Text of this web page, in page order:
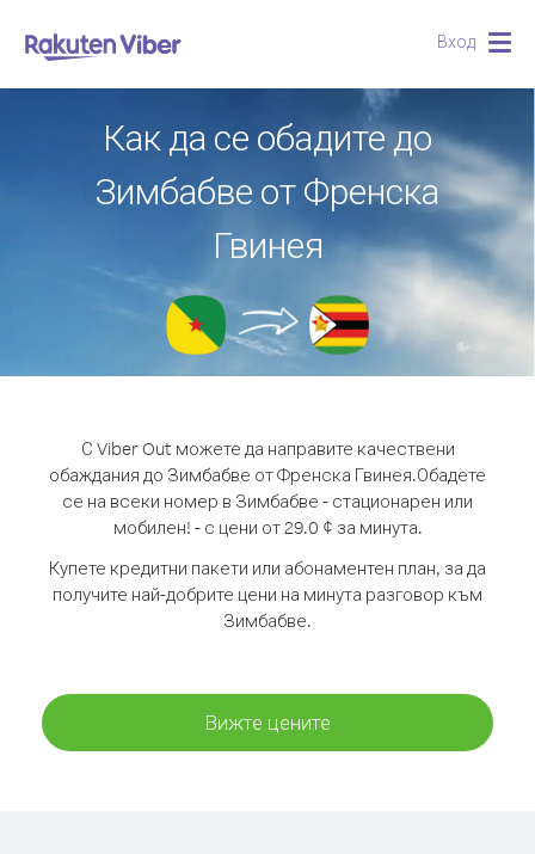
Вход
Как да се обадите до
Зимбабве от Френска
Гвинея
С Viber Out можете да направите качествени
обаждания до Зимбабве от Френска Гвинея.Обадете
се на всеки номер в Зимбабве - стационарен или
мобилен! - с цени от 29.0 ¢ за минута.
Купете кредитни пакети или абонаментен план, за да
получите най-добрите цени на минута разговор към
Зимбабве.
Вижте цените